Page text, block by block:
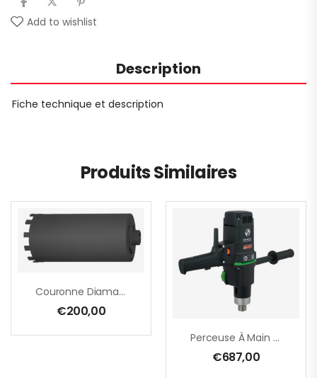
Add to wishlist
Description
Fiche technique et description
Produits Similaires
Couronne Diamantée M16 – Ø 81 Mm
€200,00
Perceuse À Main EHB 32/2.2 R R/L – 1800 W
€687,00